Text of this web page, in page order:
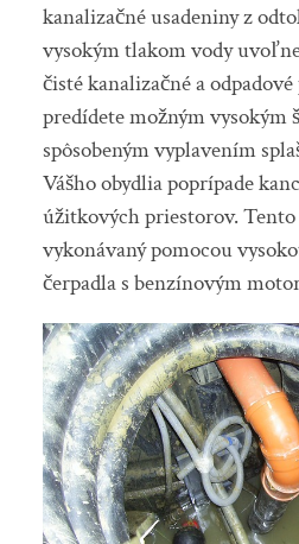
kanalizačné usadeniny z
vysokým tlakom vody
čisté kanalizačné a
predídete možným vysokým
spôsobeným vyplavením
Vášho obydlia poprípade
úžitkových priestorov.
vykonávaný pomocou
čerpadla s benzínovým